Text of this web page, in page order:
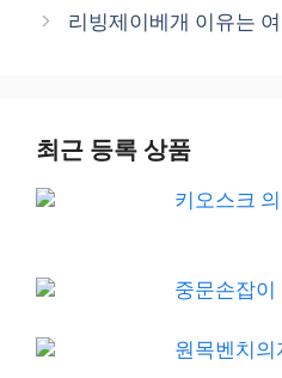
리빙제이베개 이유는
최근 등록 상품
키오스크
중문손잡이
원목벤치의